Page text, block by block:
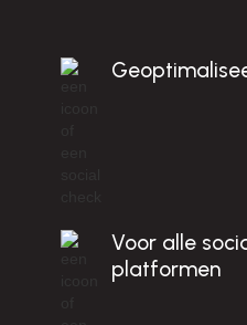
Voor alle
platformen